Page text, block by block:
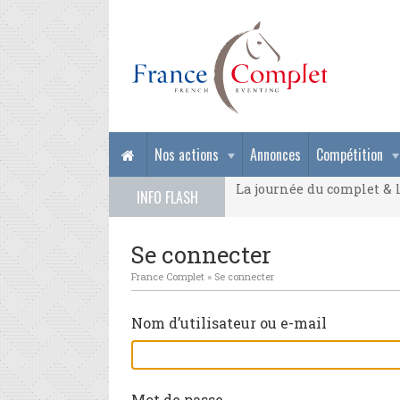
Nos actions Annonces Compétition
INFO FLASH
La journée du complet
La journée du complet
Se connecter
France Complet » Se connecter
Nom d’utilisateur ou e-mail